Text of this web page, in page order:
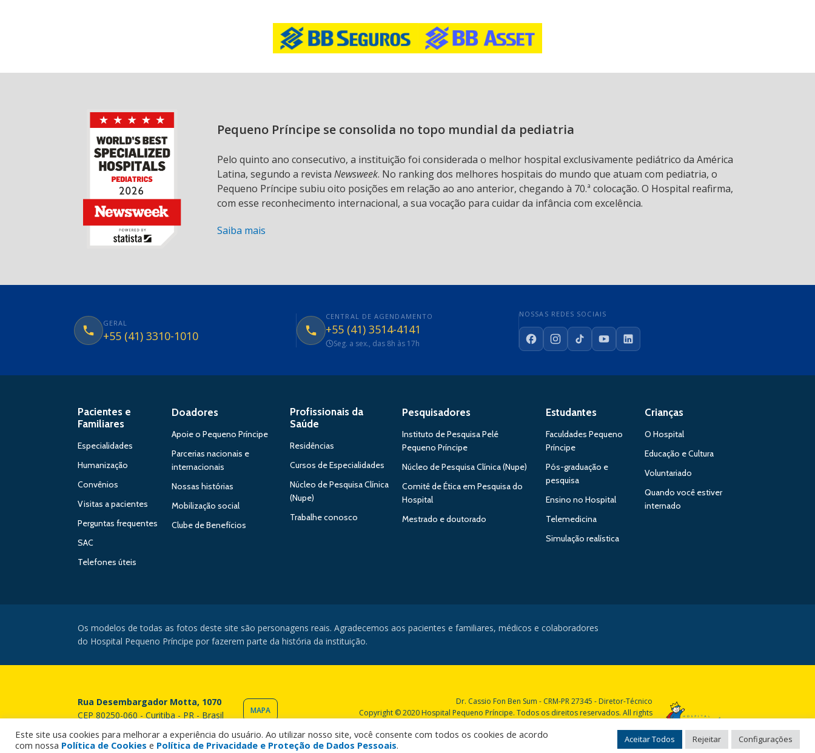
Pequeno Príncipe se consolida no topo mundial da pediatria
Pelo quinto ano consecutivo, a instituição foi considerada o melhor hospital exclusivamente pediátrico da América
Latina, segundo a revista Newsweek. No ranking dos melhores hospitais do mundo que atuam com pediatria, o
Pequeno Príncipe subiu oito posições em relação ao ano anterior, chegando à 70.ª colocação. O Hospital reafirma,
com esse reconhecimento internacional, a sua vocação para cuidar da infância com excelência.
Saiba mais
GERAL
+55 (41) 3310-1010
CENTRAL DE AGENDAMENTO
+55 (41) 3514-4141
Seg. a sex., das 8h às 17h
NOSSAS REDES SOCIAIS
FacebookInstagram
TikTokYouTubeLinkedIn
Pacientes e
Familiares
Especialidades
Humanização
Convênios
Visitas a pacientes
Perguntas frequentes
SAC
Telefones úteis
Doadores
Apoie o Pequeno Príncipe
Parcerias nacionais e
internacionais
Nossas histórias
Mobilização social
Clube de Benefícios
Profissionais da
Saúde
Residências
Cursos de Especialidades
Núcleo de Pesquisa Clínica
(Nupe)
Trabalhe conosco
Pesquisadores
Instituto de Pesquisa Pelé
Pequeno Príncipe
Núcleo de Pesquisa Clínica (Nupe)
Comitê de Ética em Pesquisa do
Hospital
Mestrado e doutorado
Estudantes
Faculdades Pequeno
Príncipe
Pós-graduação e
pesquisa
Ensino no Hospital
Telemedicina
Simulação realística
Crianças
O Hospital
Educação e Cultura
Voluntariado
Quando você estiver
internado
Os modelos de todas as fotos deste site são personagens reais. Agradecemos aos pacientes e familiares, médicos e colaboradores
do Hospital Pequeno Príncipe por fazerem parte da história da instituição.
Rua Desembargador Motta, 1070
CEP 80250-060 - Curitiba - PR - Brasil
MAPA
Dr. Cassio Fon Ben Sum - CRM-PR 27345 - Diretor-Técnico
Copyright © 2020 Hospital Pequeno Príncipe. Todos os direitos reservados. All rights
Este site usa cookies para melhorar a experiência do usuário. Ao utilizar nosso site, você consente com todos os cookies de acordo
com nossa Política de Cookies e Política de Privacidade e Proteção de Dados Pessoais. Aceitar Todos Rejeitar Configurações